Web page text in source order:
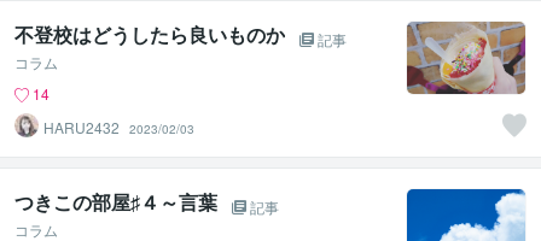
不登校はどうしたら良いものか
記事
コラム
14
HARU2432
2023/02/03
つきこの部屋♯４～言葉
記事
コラム